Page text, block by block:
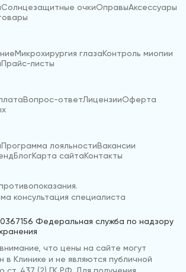
Солнцезащитные очкиОправыАксессуары
Микрохирургия глазаКонтроль миопии
Прайс-листы
Вопрос-ответЛицензииОферта
Программа лояльностиВакансии
БлогКарта сайтаКонтакты
консультация специалиста
Федеральная служба по надзору
что цены на сайте могут
в Клинике и не являются публичной
ст. 437 (2) ГК РФ. Для получения